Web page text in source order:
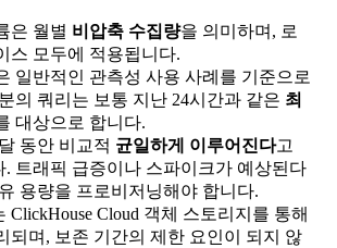
은 월별 비압축 수집량을 의미하며, 로
스 모두에 적용됩니다.
일반적인 관측성 사용 사례를 기준으로
의 쿼리는 보통 지난 24시간과 같은 최
대상으로 합니다.
동안 비교적 균일하게 이루어진다고
. 트래픽 급증이나 스파이크가 예상된다
용량을 프로비저닝해야 합니다.
ClickHouse Cloud 객체 스토리지를 통해
되며, 보존 기간의 제한 요인이 되지 않